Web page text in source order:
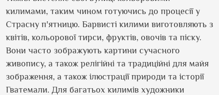
килимами, таким чином готуючись до процесії у
Страсну п'ятницю. Барвисті килими виготовляють з
квітів, кольорової тирси, фруктів, овочів та піску.
Вони часто зображують картини сучасного
живопису, а також релігійні та традиційні для майя
зображення, а також ілюстрації природи та історії
Гватемали. Для багатьох килимів художники